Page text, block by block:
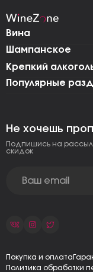
Вина
Шампанское
Крепкий
Популярные
Не хочешь
Подпишись на
скидок
Покупка и оплата
Политика обработки